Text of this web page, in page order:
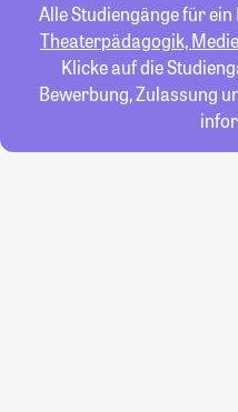
Alle Studiengänge für
Theaterpädagogik,
Klicke auf die
Bewerbung, Zulassung